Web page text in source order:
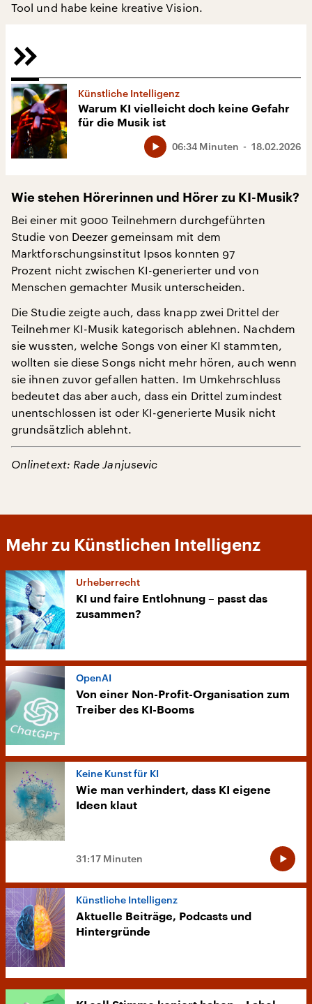
Tool und habe keine kreative Vision.
Künstliche Intelligenz
Warum KI vielleicht doch keine Gefahr
für die Musik ist
18.02.2026
06:34 Minuten
Wie stehen Hörerinnen und Hörer zu KI-Musik?
Bei einer mit 9000 Teilnehmern durchgeführten
Studie von Deezer gemeinsam mit dem
Marktforschungsinstitut Ipsos konnten 97
Prozent nicht zwischen KI-generierter und von
Menschen gemachter Musik unterscheiden.
Die Studie zeigte auch, dass knapp zwei Drittel der
Teilnehmer KI-Musik kategorisch ablehnen. Nachdem
sie wussten, welche Songs von einer KI stammten,
wollten sie diese Songs nicht mehr hören, auch wenn
sie ihnen zuvor gefallen hatten. Im Umkehrschluss
bedeutet das aber auch, dass ein Drittel zumindest
unentschlossen ist oder KI-generierte Musik nicht
grundsätzlich ablehnt.
Onlinetext: Rade Janjusevic
Mehr zu Künstlichen Intelligenz
Urheberrecht
KI und faire Entlohnung – passt das
zusammen?
OpenAI
Von einer Non-Profit-Organisation zum
Treiber des KI-Booms
Keine Kunst für KI
Wie man verhindert, dass KI eigene
Ideen klaut
31:17 Minuten
Künstliche Intelligenz
Aktuelle Beiträge, Podcasts und
Hintergründe